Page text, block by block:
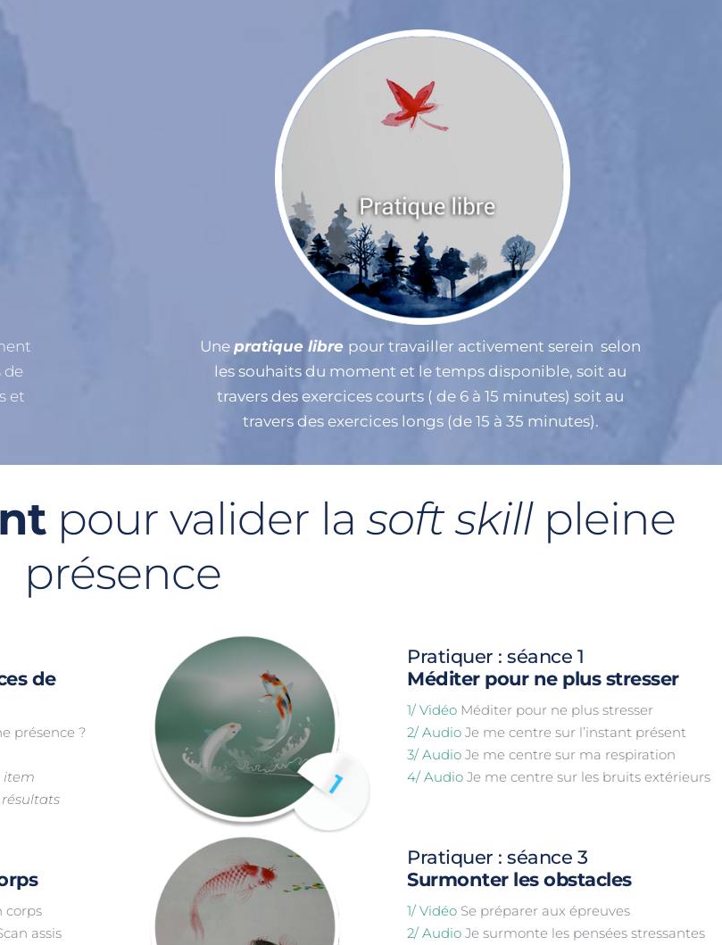
de
et
Une pratique libre pour travailler activement serein  selon
les souhaits du moment et le temps disponible, soit au
travers des exercices courts ( de 6 à 15 minutes) soit au
travers des exercices longs (de 15 à 35 minutes).
pour valider la soft skill pleine
présence
de
présence ?
item
Pratiquer : séance 1
Méditer pour ne plus stresser
1/ Vidéo Méditer pour ne plus stresser
2/ Audio Je me centre sur l’instant présent
3/ Audio Je me centre sur ma respiration
4/ Audio
corps
assis
Pratiquer : séance 3
Surmonter les obstacles
1/ Vidéo Se préparer aux épreuves
2/ Audio Je surmonte les pensées stressantes